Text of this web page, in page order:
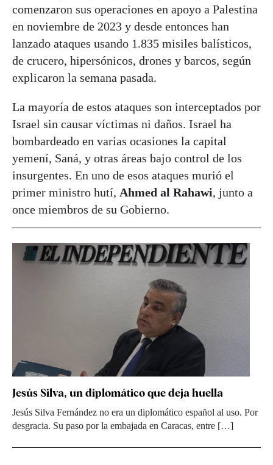
comenzaron sus operaciones en apoyo a Palestina
en noviembre de 2023 y desde entonces han
lanzado ataques usando 1.835 misiles balísticos,
de crucero, hipersónicos, drones y barcos, según
explicaron la semana pasada.
La mayoría de estos ataques son interceptados por
Israel sin causar víctimas ni daños. Israel ha
bombardeado en varias ocasiones la capital
yemení, Saná, y otras áreas bajo control de los
insurgentes. En uno de esos ataques murió el
primer ministro hutí, Ahmed al Rahawi, junto a
once miembros de su Gobierno.
Jesús Silva, un diplomático que deja huella
Jesús Silva Fernández no era un diplomático español al uso. Por
desgracia. Su paso por la embajada en Caracas, entre […]